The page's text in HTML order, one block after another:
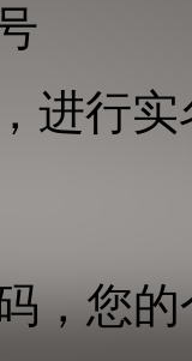
进行
，您